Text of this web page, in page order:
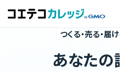
つくる・売る・届
あなたの